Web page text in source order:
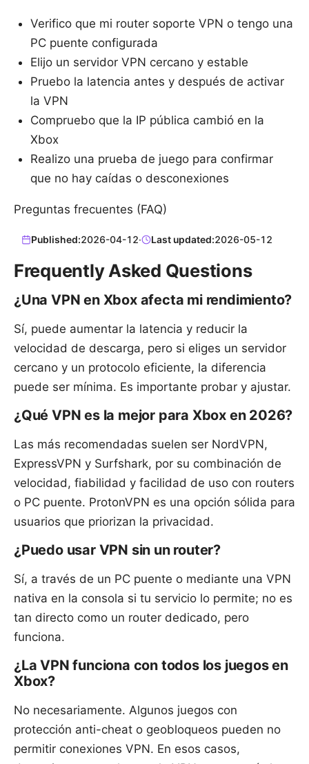
Verifico que mi router soporte VPN o tengo una
PC puente configurada
Elijo un servidor VPN cercano y estable
Pruebo la latencia antes y después de activar
la VPN
Compruebo que la IP pública cambió en la
Xbox
Realizo una prueba de juego para confirmar
que no hay caídas o desconexiones
Preguntas frecuentes (FAQ)
Published:2026-04-12· Last updated:2026-05-12
Frequently Asked Questions
¿Una VPN en Xbox afecta mi rendimiento?
Sí, puede aumentar la latencia y reducir la
velocidad de descarga, pero si eliges un servidor
cercano y un protocolo eficiente, la diferencia
puede ser mínima. Es importante probar y ajustar.
¿Qué VPN es la mejor para Xbox en 2026?
Las más recomendadas suelen ser NordVPN,
ExpressVPN y Surfshark, por su combinación de
velocidad, fiabilidad y facilidad de uso con routers
o PC puente. ProtonVPN es una opción sólida para
usuarios que priorizan la privacidad.
¿Puedo usar VPN sin un router?
Sí, a través de un PC puente o mediante una VPN
nativa en la consola si tu servicio lo permite; no es
tan directo como un router dedicado, pero
funciona.
¿La VPN funciona con todos los juegos en
Xbox?
No necesariamente. Algunos juegos con
protección anti-cheat o geobloqueos pueden no
permitir conexiones VPN. En esos casos,